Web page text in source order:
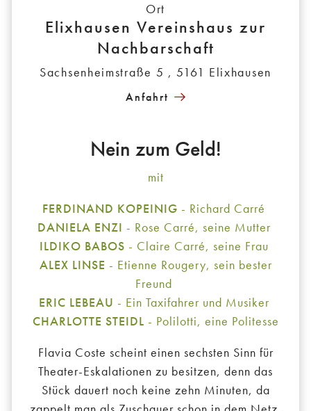
Ort
Elixhausen Vereinshaus zur
Nachbarschaft
Sachsenheimstraße 5 , 5161 Elixhausen
Anfahrt
Nein zum Geld!
mit
FERDINAND KOPEINIG - Richard Carré
DANIELA ENZI - Rose Carré, seine Mutter
ILDIKO BABOS - Claire Carré, seine Frau
ALEX LINSE - Etienne Rougery, sein bester
Freund
ERIC LEBEAU - Ein Taxifahrer und Musiker
CHARLOTTE STEIDL - Polilotti, eine Politesse
Flavia Coste scheint einen sechsten Sinn für
Theater-Eskalationen zu besitzen, denn das
Stück dauert noch keine zehn Minuten, da